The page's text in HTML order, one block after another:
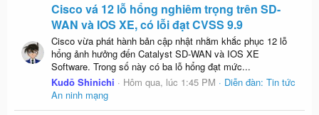
Cisco vá 12 lỗ hổng nghiêm trọng trên SD-
WAN và IOS XE, có lỗi đạt CVSS 9.9
Cisco vừa phát hành bản cập nhật nhằm khắc phục 12 lỗ
hổng ảnh hưởng đến Catalyst SD-WAN và IOS XE
Software. Trong số này có ba lỗ hổng đạt mức...
Kudō Shinichi
Hôm qua, lúc 1:45 PM Diễn đàn: Tin tức
An ninh mạng